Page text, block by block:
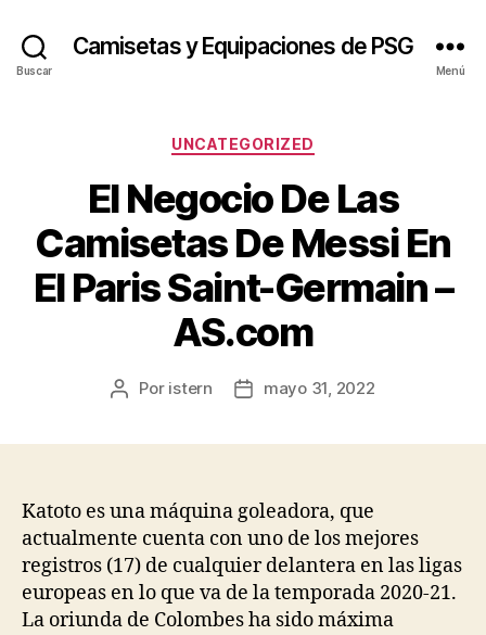
Buscar
Camisetas y Equipaciones de PSG
Menú
Categorías
UNCATEGORIZED
El Negocio De Las
Camisetas De Messi En
El Paris Saint-Germain –
AS.com
Autor
Por istern
Fechamayo 31, 2022
Katoto es una máquina goleadora, que
actualmente cuenta con uno de los mejores
registros (17) de cualquier delantera en las ligas
europeas en lo que va de la temporada 2020-21.
La oriunda de Colombes ha sido máxima